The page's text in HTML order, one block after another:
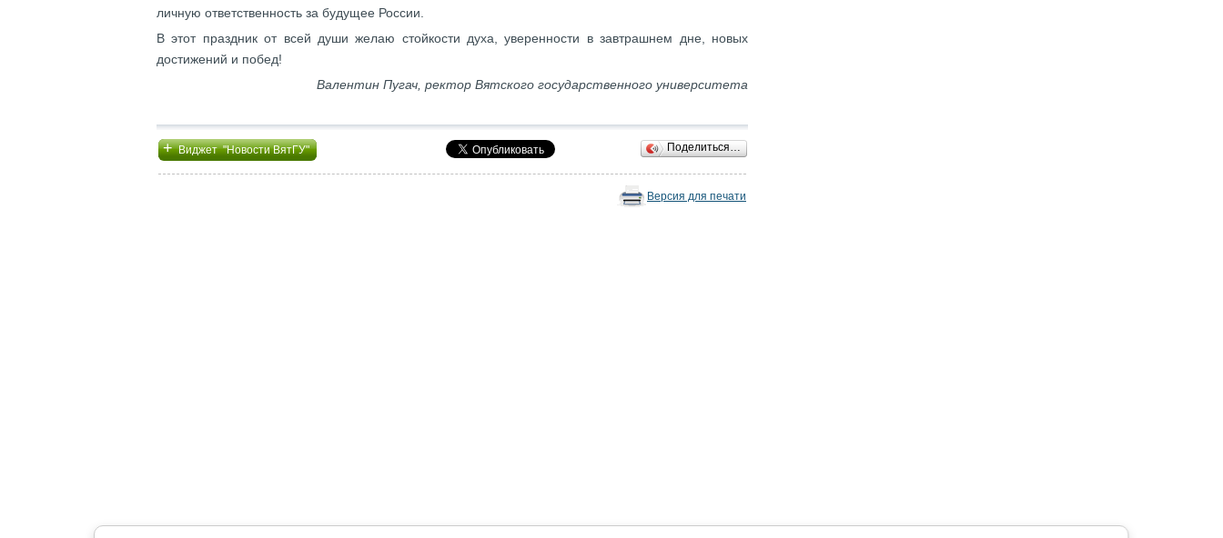
личную ответственность за будущее России.
В этот праздник от всей души желаю стойкости духа, уверенности в завтрашнем дне, новых
достижений и побед!
Валентин Пугач, ректор Вятского государственного университета
+Виджет "Новости ВятГУ" Поделиться…
Версия для печати